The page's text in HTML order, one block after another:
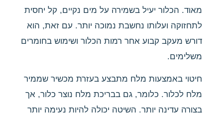
מאוד. הכלור יעיל בשמירה על מים נקיים, קל יחסית
לתחזוקה ועלותו נחשבת נמוכה יותר. עם זאת, הוא
דורש מעקב קבוע אחר רמות הכלור ושימוש בחומרים
משלימים.
חיטוי באמצעות מלח מתבצע בעזרת מכשיר שממיר
מלח לכלור. כלומר, גם בבריכת מלח נוצר כלור, אך
בצורה עדינה יותר. השיטה יכולה להיות נעימה יותר